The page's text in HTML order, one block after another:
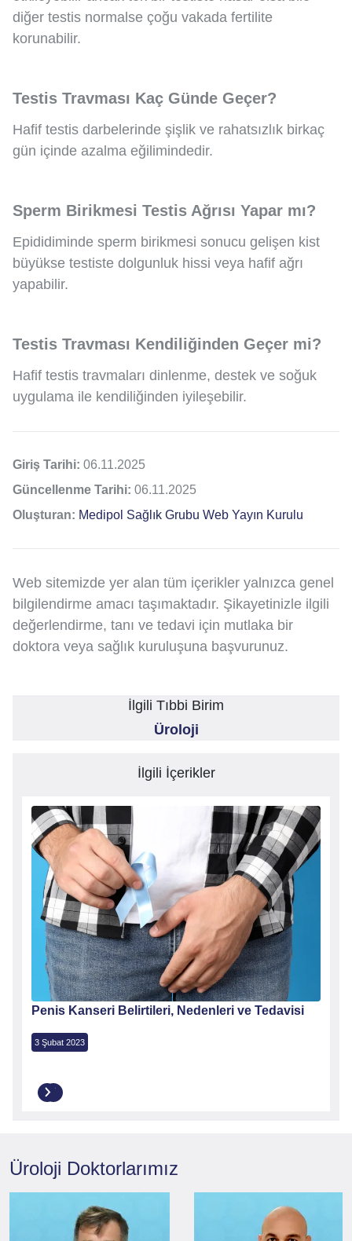
diğer testis normalse çoğu vakada fertilite
korunabilir.
Testis Travması Kaç Günde Geçer?
Hafif testis darbelerinde şişlik ve rahatsızlık birkaç
gün içinde azalma eğilimindedir.
Sperm Birikmesi Testis Ağrısı Yapar mı?
Epididiminde sperm birikmesi sonucu gelişen kist
büyükse testiste dolgunluk hissi veya hafif ağrı
yapabilir.
Testis Travması Kendiliğinden Geçer mi?
Hafif testis travmaları dinlenme, destek ve soğuk
uygulama ile kendiliğinden iyileşebilir.
Giriş Tarihi: 06.11.2025
Güncellenme Tarihi: 06.11.2025
Oluşturan: Medipol Sağlık Grubu Web Yayın Kurulu
Web sitemizde yer alan tüm içerikler yalnızca genel
bilgilendirme amacı taşımaktadır. Şikayetinizle ilgili
değerlendirme, tanı ve tedavi için mutlaka bir
doktora veya sağlık kuruluşuna başvurunuz.
İlgili Tıbbi Birim
Üroloji
İlgili İçerikler
Penis Kanseri Belirtileri, Nedenleri ve Tedavisi
3 Şubat 2023
Üroloji Doktorlarımız